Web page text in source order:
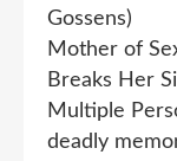
Gossens)
Mother of
Breaks Her
Multiple
deadly